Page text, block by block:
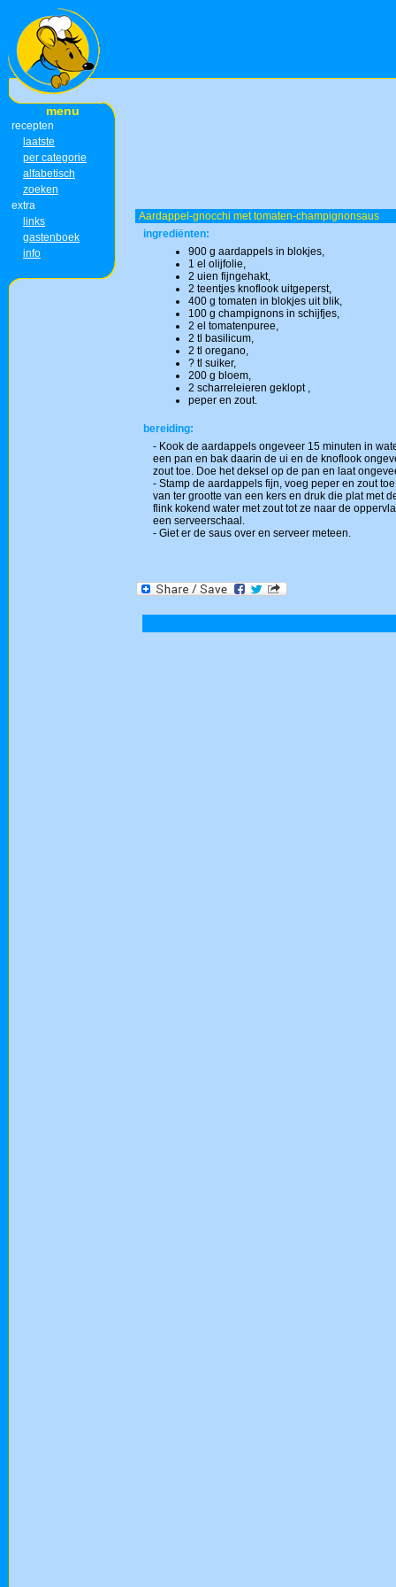
menu
recepten
laatste
per categorie
alfabetisch
zoeken
extra
links
gastenboek
info
Aardappel-gnocchi met tomaten-champignonsaus
ingrediënten:
900 g aardappels in blokjes,
1 el olijfolie,
2 uien fijngehakt,
2 teentjes knoflook uitgeperst,
400 g tomaten in blokjes uit blik,
100 g champignons in schijfjes,
2 el tomatenpuree,
2 tl basilicum,
2 tl oregano,
? tl suiker,
200 g bloem,
2 scharreleieren geklopt ,
peper en zout.
bereiding:
- Kook de aardappels ongeveer 15 minuten in
een pan en bak daarin de ui en de knoflook
zout toe. Doe het deksel op de pan en laat
- Stamp de aardappels fijn, voeg peper en zout
van ter grootte van een kers en druk die plat met
flink kokend water met zout tot ze naar de
een serveerschaal.
- Giet er de saus over en serveer meteen.